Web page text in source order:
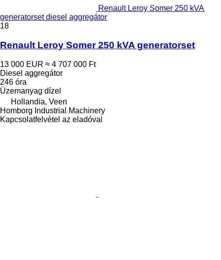
Renault Leroy Somer 250 kVA
generatorset diesel aggregátor
18
Renault Leroy Somer 250 kVA generatorset
13 000 EUR ≈ 4 707 000 Ft
Diesel aggregátor
246 óra
Üzemanyag dízel
Hollandia, Veen
Homborg Industrial Machinery
Kapcsolatfelvétel az eladóval